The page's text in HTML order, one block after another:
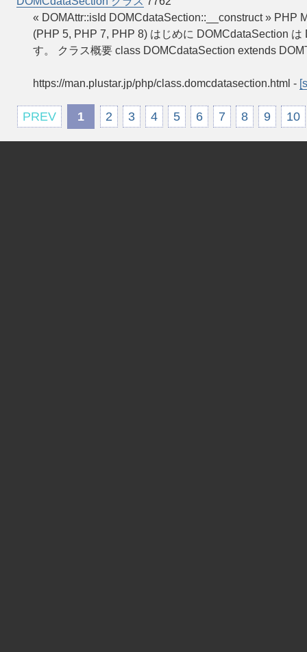
« DOMAttr::isId DOMCdataSection::__construct » PHP
(PHP 5, PHP 7, PHP 8) はじめに DOMCdataSection
す。 クラス概要 class DOMCdataSection extends
https://man.plustar.jp/php/class.domcdatasection.html -
PREV 1 2 3 4 5 6 7 8 9 10